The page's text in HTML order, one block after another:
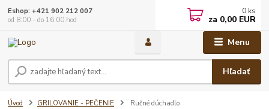
Menu
Hľadať
Eshop: +421 902 212 007
od 8:00 - do 16:00 hod
0 ks
za 0,00 EUR
Úvod GRILOVANIE - PEČENIE Ručné dúchadlo